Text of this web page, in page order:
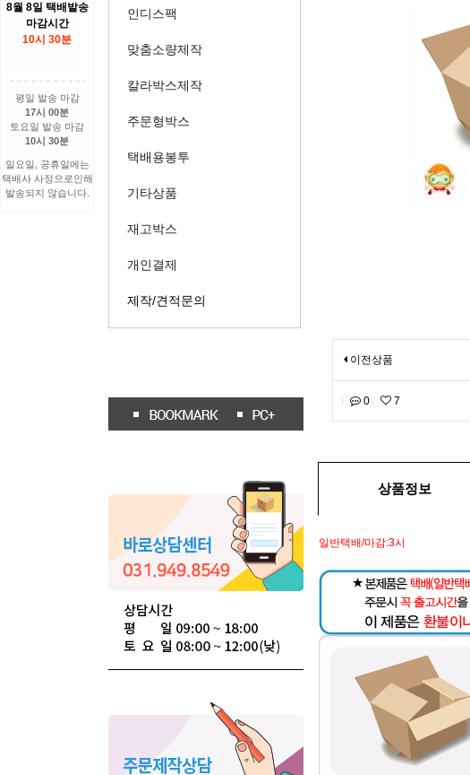
8월 8일 택배발송
마감시간
10시 30분
평일 발송 마감
17시 00분
토요일 발송 마감
10시 30분
일요일, 공휴일에는
택배사 사정으로인해
발송되지 않습니다.
인디스팩
맞춤소량제작
칼라박스제작
주문형박스
택배용봉투
기타상품
재고박스
개인결제
제작/견적문의
이전상품
0 7
상품정보
일반택배/마감:3시